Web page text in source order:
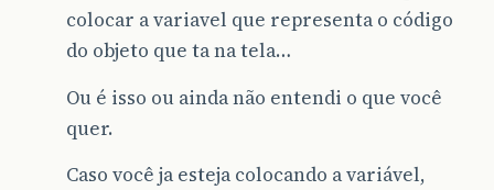
colocar a variavel que representa o código
do objeto que ta na tela…
Ou é isso ou ainda não entendi o que você
quer.
Caso você ja esteja colocando a variável,